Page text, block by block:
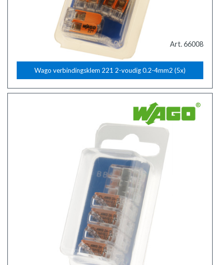
Art. 66008
Wago verbindingsklem 221 2-voudig 0.2-4mm2 (5x)